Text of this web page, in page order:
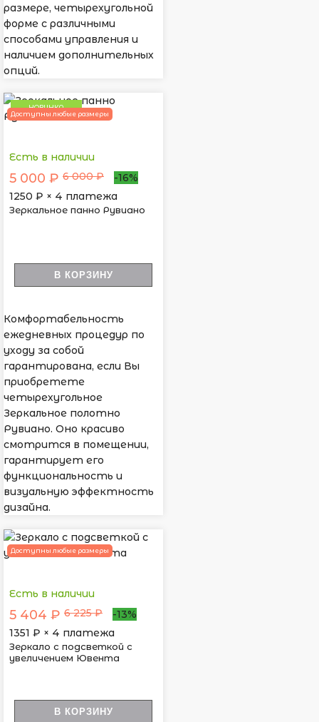
размере, четырехугольной
форме с различными
способами управления и
наличием дополнительных
опций.
НОВИНКА
Доступны любые размеры
Есть в наличии
5 000 ₽ 6 000 ₽
-16%
1250 ₽ × 4 платежа
Зеркальное панно Рувиано
В КОРЗИНУ
Комфортабельность
ежедневных процедур по
уходу за собой
гарантирована, если Вы
приобретете
четырехугольное
Зеркальное полотно
Рувиано. Оно красиво
смотрится в помещении,
гарантирует его
функциональность и
визуальную эффектность
дизайна.
Доступны любые размеры
Есть в наличии
5 404 ₽ 6 225 ₽
-13%
1351 ₽ × 4 платежа
Зеркало с подсветкой с
увеличением Ювента
В КОРЗИНУ